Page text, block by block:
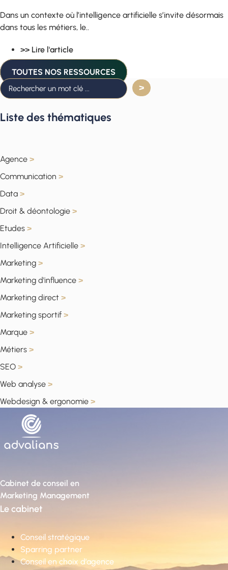
Dans un contexte où l’intelligence artificielle s’invite désormais
dans tous les métiers, le..
>> Lire l'article
TOUTES NOS RESSOURCES
Liste des thématiques
Agence >
Communication >
Data >
Droit & déontologie >
Etudes >
Intelligence Artificielle >
Marketing >
Marketing d'influence >
Marketing direct >
Marketing sportif >
Marque >
Métiers >
SEO >
Web analyse >
Webdesign & ergonomie >
Cabinet de conseil en
Marketing Management
Le cabinet
Conseil stratégique
Sparring partner
Conseil en choix d’agence